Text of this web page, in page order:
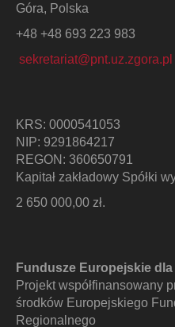
Góra, Polska
+48 +48 693 223 983
sekretariat@pnt.uz.zgora.pl
KRS: 0000541053
NIP: 9291864217
REGON: 360650791
Kapitał zakładowy Spółki
2 650 000,00 zł.
Fundusze Europejskie
Projekt współfinansowany
środków Europejskiego
Regionalnego